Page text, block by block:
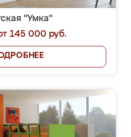
"Умка"
145 000 руб.